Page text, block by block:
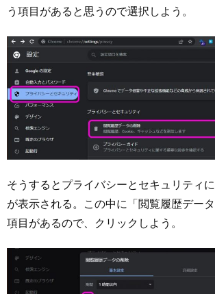
う項目があると思うので選択しよう。
そうするとプライバシーとセキュリティ
が表示される。この中に「閲覧履歴デー
項目があるので、クリックしよう。